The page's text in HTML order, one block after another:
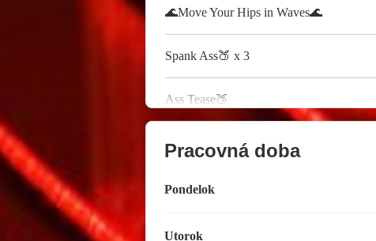
🌊Move Your Hips in Waves🌊
Spank Ass🍑 x 3
Ass Tease🍑
Pracovná doba
Pondelok
Utorok